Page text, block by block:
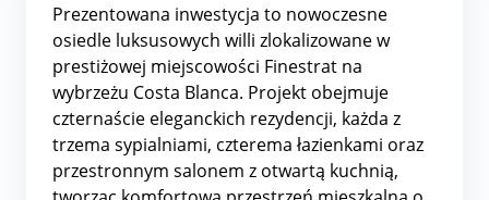
Prezentowana inwestycja to nowoczesne
osiedle luksusowych willi zlokalizowane w
prestiżowej miejscowości Finestrat na
wybrzeżu Costa Blanca. Projekt obejmuje
czternaście eleganckich rezydencji, każda z
trzema sypialniami, czterema łazienkami oraz
przestronnym salonem z otwartą kuchnią,